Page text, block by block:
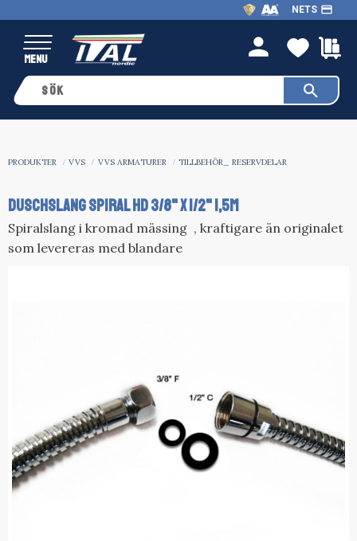
Meny
NETS payment
person
PRODUKTER VVS VVS ARMATURER TILLBEHÖR_ RESERVDELAR
DUSCHSLANG SPIRAL HD 3/8" X 1/2" 1,5m
Spiralslang i kromad mässing , kraftigare än originalet
som levereras med blandare